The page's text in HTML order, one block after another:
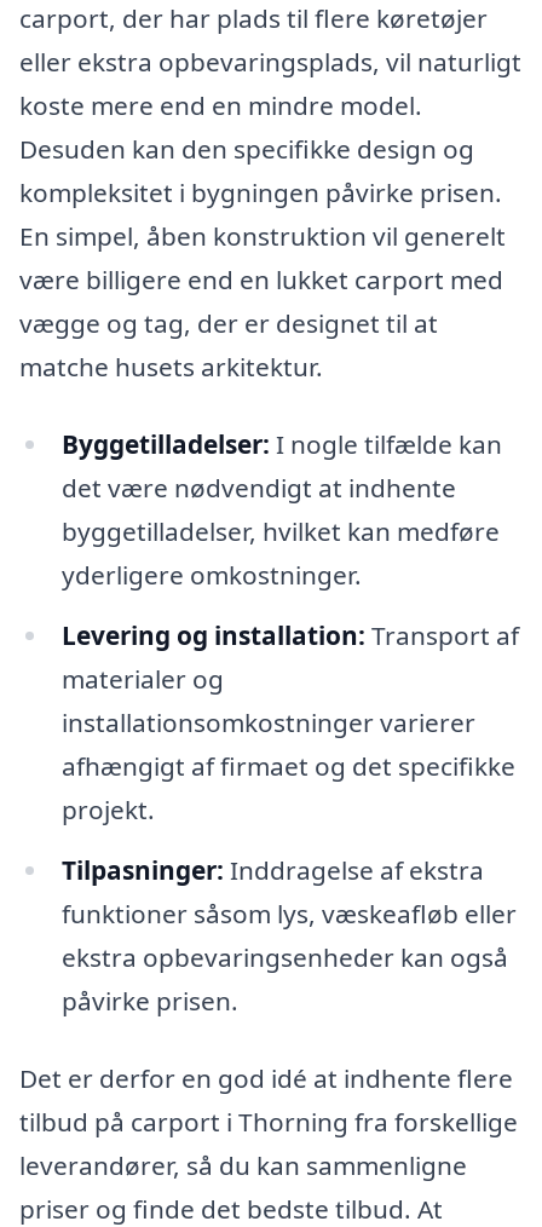
carport, der har plads til flere køretøjer
eller ekstra opbevaringsplads, vil naturligt
koste mere end en mindre model.
Desuden kan den specifikke design og
kompleksitet i bygningen påvirke prisen.
En simpel, åben konstruktion vil generelt
være billigere end en lukket carport med
vægge og tag, der er designet til at
matche husets arkitektur.
Byggetilladelser: I nogle tilfælde kan
det være nødvendigt at indhente
byggetilladelser, hvilket kan medføre
yderligere omkostninger.
Levering og installation: Transport af
materialer og
installationsomkostninger varierer
afhængigt af firmaet og det specifikke
projekt.
Tilpasninger: Inddragelse af ekstra
funktioner såsom lys, væskeafløb eller
ekstra opbevaringsenheder kan også
påvirke prisen.
Det er derfor en god idé at indhente flere
tilbud på carport i Thorning fra forskellige
leverandører, så du kan sammenligne
priser og finde det bedste tilbud. At